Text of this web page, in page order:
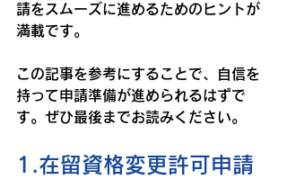
請をスムーズに進めるためのヒントが
満載です。
この記事を参考にすることで、自信を
持って申請準備が進められるはずで
す。ぜひ最後までお読みください。
1.在留資格変更許可申請